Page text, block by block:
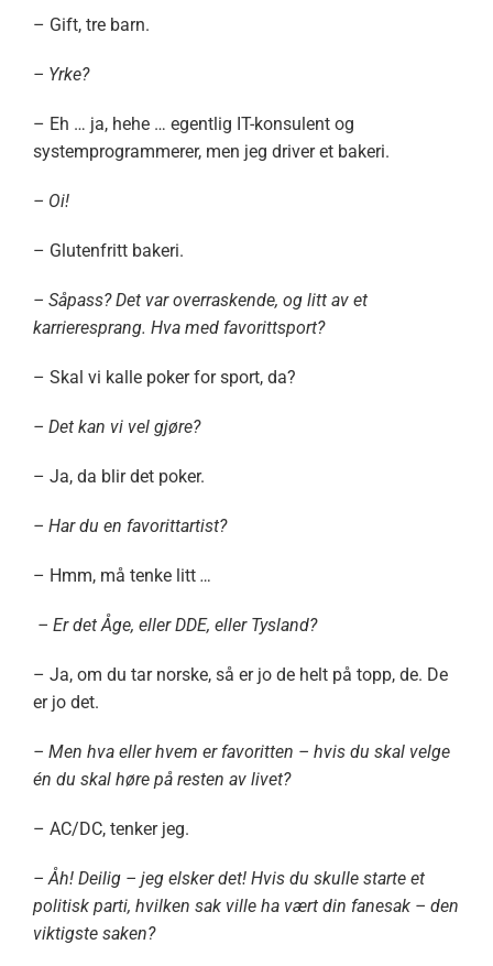
– Gift, tre barn.
– Yrke?
– Eh … ja, hehe … egentlig IT-konsulent og
systemprogrammerer, men jeg driver et bakeri.
– Oi!
– Glutenfritt bakeri.
– Såpass? Det var overraskende, og litt av et
karrieresprang. Hva med favorittsport?
– Skal vi kalle poker for sport, da?
– Det kan vi vel gjøre?
– Ja, da blir det poker.
– Har du en favorittartist?
– Hmm, må tenke litt…
– Er det Åge, eller DDE, eller Tysland?
– Ja, om du tar norske, så er jo de helt på topp, de. De
er jo det.
– Men hva eller hvem er favoritten – hvis du skal velge
én du skal høre på resten av livet?
– AC/DC, tenker jeg.
– Åh! Deilig – jeg elsker det! Hvis du skulle starte et
politisk parti, hvilken sak ville ha vært din fanesak – den
viktigste saken?